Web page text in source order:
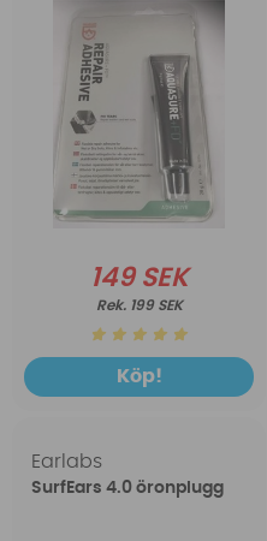
149 SEK
199 SEK
Köp!
Earlabs
SurfEars 4.0 öronplugg